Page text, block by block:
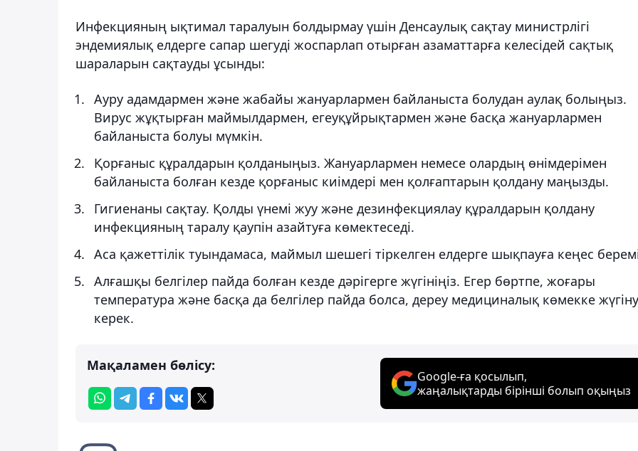
Инфекцияның ықтимал таралуын болдырмау үшін Денсаулық сақтау министрлігі
эндемиялық елдерге сапар шегуді жоспарлап отырған азаматтарға келесідей сақтық
шараларын сақтауды ұсынды:
Ауру адамдармен және жабайы жануарлармен байланыста болудан аулақ болыңыз.
Вирус жұқтырған маймылдармен, егеуқұйрықтармен және басқа жануарлармен
байланыста болуы мүмкін.
Қорғаныс құралдарын қолданыңыз. Жануарлармен немесе олардың өнімдерімен
байланыста болған кезде қорғаныс киімдері мен қолғаптарын қолдану маңызды.
Гигиенаны сақтау. Қолды үнемі жуу және дезинфекциялау құралдарын қолдану
инфекцияның таралу қаупін азайтуға көмектеседі.
Аса қажеттілік туындамаса, маймыл шешегі тіркелген елдерге шықпауға кеңес
Алғашқы белгілер пайда болған кезде дәрігерге жүгініңіз. Егер бөртпе, жоғары
температура және басқа да белгілер пайда болса, дереу медициналық көмекке жүгіну
керек.
Мақаламен бөлісу:
Google-ға қосылып,
жаңалықтарды бірінші болып оқыңыз